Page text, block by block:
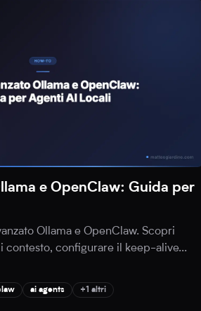
e OpenClaw: Guida per
Ollama e OpenClaw. Scopri
contesto, configurare il keep-alive...
ai agents +1 altri